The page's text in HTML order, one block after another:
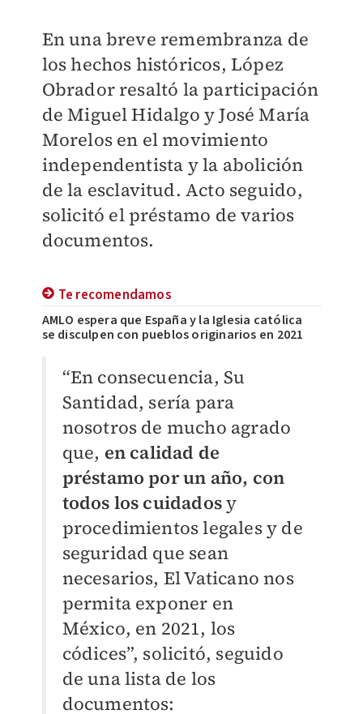
En una breve remembranza de
los hechos históricos, López
Obrador resaltó la participación
de Miguel Hidalgo y José María
Morelos en el movimiento
independentista y la abolición
de la esclavitud. Acto seguido,
solicitó el préstamo de varios
documentos.
Te recomendamos
AMLO espera que España y la Iglesia católica
se disculpen con pueblos originarios en 2021
“En consecuencia, Su
Santidad, sería para
nosotros de mucho agrado
que, en calidad de
préstamo por un año, con
todos los cuidadosy
procedimientos legales y de
seguridad que sean
necesarios, El Vaticano nos
permita exponer en
México, en 2021, los
códices”, solicitó, seguido
de una lista de los
documentos: